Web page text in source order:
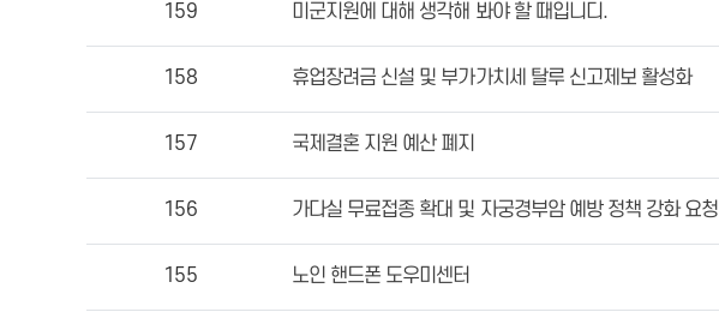
159 미군지원에 대해 생각해 봐야 할 때입니디.
158 휴업장려금 신설 및 부가가치세 탈루 신고제보 활성화
157 국제결혼 지원 예산 폐지
156 가다실 무료접종 확대 및 자궁경부암 예방 정책 강화 요청
155 노인 핸드폰 도우미센터